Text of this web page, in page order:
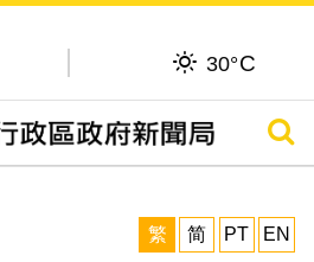
30°C
搜尋
繁
简 PT EN